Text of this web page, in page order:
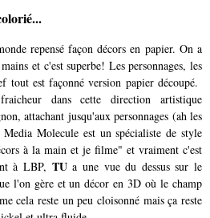
repensé façon décors en papier. On a
et c'est superbe! Les personnages, les
tout est façonné version papier découpé.
dans cette direction artistique
attachant jusqu'aux personnages (ah les
Molecule est un spécialiste de style
à la main et je filme" et vraiment c'est
à LBP, TUa une vue du dessus sur le
l'on gère et un décor en 3D où le champ
cela reste un peu cloisonné mais ça reste